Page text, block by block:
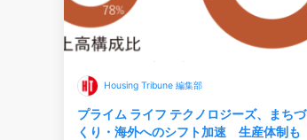
Housing Tribune 編集部
プライム ライフ テクノロジーズ、まちづ
くり・海外へのシフト加速 生産体制も